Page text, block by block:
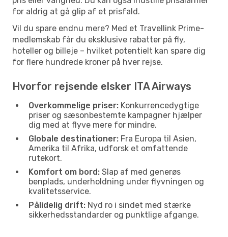
for aldrig at gå glip af et prisfald.
Vil du spare endnu mere? Med et Travellink Prime-
medlemskab får du eksklusive rabatter på fly,
hoteller og billeje – hvilket potentielt kan spare dig
for flere hundrede kroner på hver rejse.
Hvorfor rejsende elsker ITA Airways
Overkommelige priser: Konkurrencedygtige
priser og sæsonbestemte kampagner hjælper
dig med at flyve mere for mindre.
Globale destinationer: Fra Europa til Asien,
Amerika til Afrika, udforsk et omfattende
rutekort.
Komfort om bord: Slap af med generøs
benplads, underholdning under flyvningen og
kvalitetsservice.
Pålidelig drift: Nyd ro i sindet med stærke
sikkerhedsstandarder og punktlige afgange.